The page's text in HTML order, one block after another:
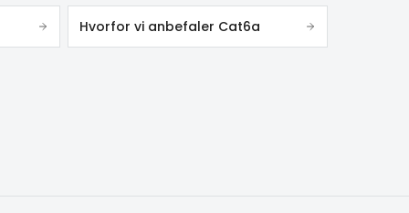
Hvorfor vi anbefaler Cat6a